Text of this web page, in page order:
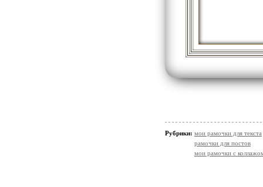
Рубрики: мои рамочки для текста
рамочки для постов
мои рамочки с